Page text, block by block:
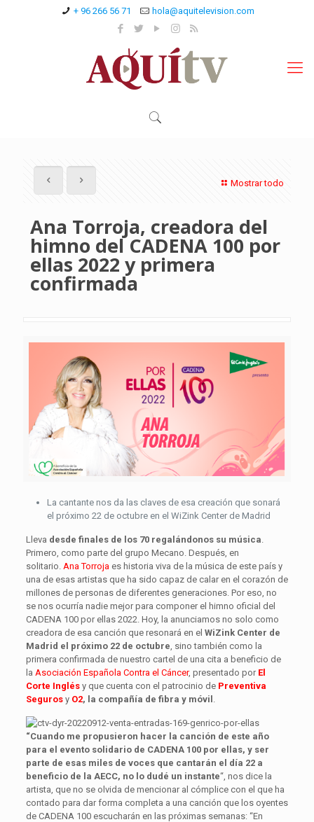
+ 96 266 56 71 hola@aquitelevision.com
Mostrar todo
Ana Torroja, creadora del
himno del CADENA 100 por
ellas 2022 y primera
confirmada
La cantante nos da las claves de esa creación que sonará
el próximo 22 de octubre en el WiZink Center de Madrid
Lleva desde finales de los 70 regalándonos su música
Primero, como parte del grupo Mecano. Después, en
solitario. Ana Torroja es historia viva de la música de este país y
una de esas artistas que ha sido capaz de calar en el corazón de
millones de personas de diferentes generaciones. Por eso, no
se nos ocurría nadie mejor para componer el himno oficial del
CADENA 100 por ellas 2022. Hoy, la anunciamos no solo como
creadora de esa canción que resonará en el WiZink Center de
Madrid el próximo 22 de octubre , sino también como la
primera confirmada de nuestro cartel de una cita a beneficio de
la Asociación Española Contra el Cáncer, presentado por El
Corte Inglésy que cuenta con el patrocinio de Preventiva
Segurosy O2, la compañía de fibra y móvil
“Cuando me propusieron hacer la canción de este año
para el evento solidario de CADENA 100 por ellas, y ser
parte de esas miles de voces que cantarán el día 22 a
beneficio de la AECC, no lo dudé un instante“, nos dice la
artista, que no se olvida de mencionar al cómplice con el que ha
contado para dar forma completa a una canción que los oyentes
de CADENA 100 escucharán en las próximas semanas: “En